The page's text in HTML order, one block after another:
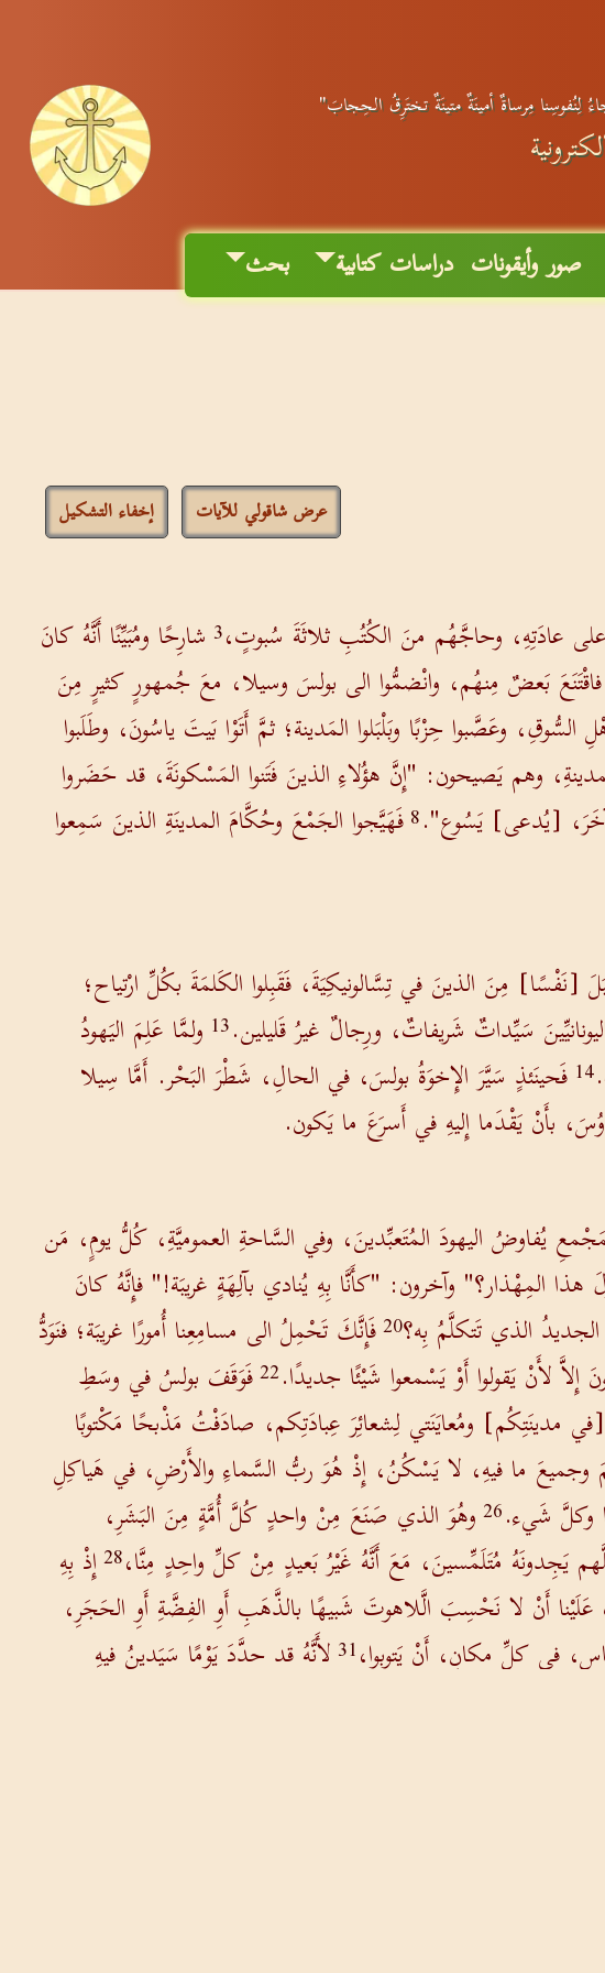
لِنُفوسِنا مِرساةٌ أمينَةٌ متينَةٌ تختَرِقُ الحِجابَ"
صور وأيقونات دراسات كتابية بحث
عرض شاقولي للآيات إخفاء التشكيل
عادَتِهِ، وحاجَّهُم منَ الكُتُبِ ثلاثَةَ سُبوتٍ،3 شارِحًا ومُبَيِّنًا أَنَّهُ كانَ
فاقْتَنَعَ بَعضٌ مِنهُم، وانْضمُّوا الى بولسَ وسيلا، معَ جُمهورٍ كثيرٍ مِنَ
وعَصَّبوا حِزْبًا وبَلْبَلوا المَدينة؛ ثمَّ أَتَوْا بَيتَ ياسُونَ، وطَلَبوا
وهم يَصيحون: "إِنَّ هؤُلاءِ الذينَ فَتَنوا المَسْكونَةَ، قد حَضَروا
آخَرَ، [يُدعى] يَسُوع".8فَهَيَّجوا الجَمْعَ وحُكَّامَ المدينَةِ الذينَ سَمِعوا
[نَفْسًا] مِنَ الذينَ في تِسَّالونيكِيَةَ، فَقَبِلوا الكَلمَةَ بكُلِّ ارْتياح؛
سَيِّداتٌ شَريفاتٌ، ورِجالٌ غيرُ قَليلين.13 ولمَّا عَلِمَ اليَهودُ
14 فَحينَئذٍ سَيَّرَ الإِخوَةُ بولسَ، في الحالِ، شَطْرَ البَحْر. أَمَّا سِيلا
بأَنْ يَقْدَما إِليهِ في أَسرَعَ ما يَكون.
يُفاوضُ اليهودَ المُتَعبِّدينَ، وفي السَّاحةِ العموميَّةِ، كُلُّ يومٍ، مَن
هذا المِهْذار؟" وآخرون: "كأَنَّا بِهِ يُنادي بآلِهَةٍ غريبَة!" فإِنَّهُ كانَ
الجديدُ الذي تَتكلَّمُ بِه؟20فَإِنَّكَ تَحْمِلُ الى مسامِعِنا أُمورًا غريبَة؛ فنَوَدُّ
إِلاَّ لأَنْ يَقولوا أَوْ يَسْمعوا شَيْئًا جديدًا.22فَوَقَفَ بولسُ في وسَطِ
مدينَتِكُم] ومُعايَنَتي لِشعائِرَ عِبادَتِكم، صادَفْتُ مَذْبحًا مَكْتوبًا
وجميعَ ما فيهِ، لا يَسْكُنُ، إِذْ هُوَ ربُّ السَّماءِ والأَرْضِ، في هَياكِلِ
وكلَّ شَيء.26وهُوَ الذي صَنَعَ مِنْ واحدٍ كُلَّ أُمَّةٍ مِنَ البَشَرِ،
يَجِدونَهُ مُتَلَمِّسينَ، مَعَ أَنَّهُ غَيْرُ بَعيدٍ مِنْ كلِّ واحِدٍ مِنَّا،28إِذْ بِهِ
أَنْ لا نَحْسِبَ الَّلاهوتَ شَبيهًا بالذَّهَبِ أَوِ الفِضَّةِ أَوِ الحَجَرِ،
في كلِّ مكانٍ، أَنْ يَتوبوا،31 لأَنَّهُ قد حدَّدَ يَوْمًا سَيَدينُ فيهِ